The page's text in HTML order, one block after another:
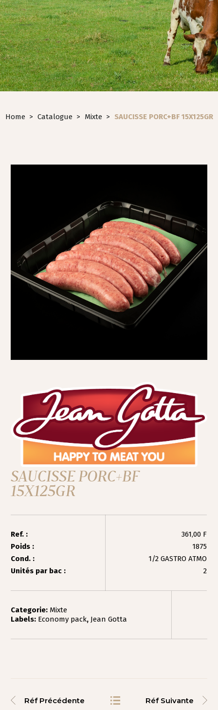
Home > Catalogue > Mixte > SAUCISSE PORC+BF 15X125GR
SAUCISSE PORC+BF
15X125GR
Ref. :
361,00 F
Poids :
1875
Cond. :
1/2 GASTRO ATMO
Unités par bac :
2
Categorie: Mixte
Labels: Economy pack, Jean Gotta
Réf Précédente Réf Suivante